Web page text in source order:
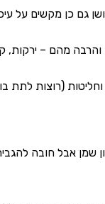
גם כן מקשים על
והרבה מהם – ירקות,
וחליטות (רוצות
שמן אבל חובה